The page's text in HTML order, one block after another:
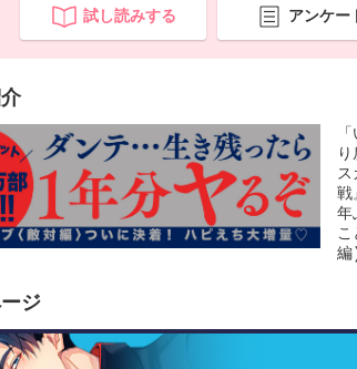
試し読みする アンケー
ス
戦
年
編
ジ